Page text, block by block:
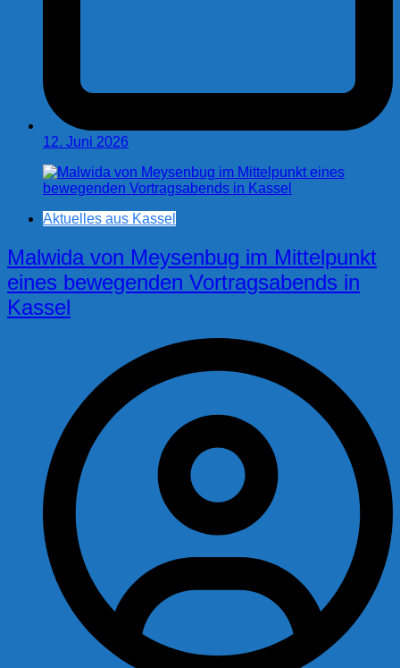
12. Juni 2026
Aktuelles aus Kassel
Malwida von Meysenbug im Mittelpunkt
eines bewegenden Vortragsabends in
Kassel